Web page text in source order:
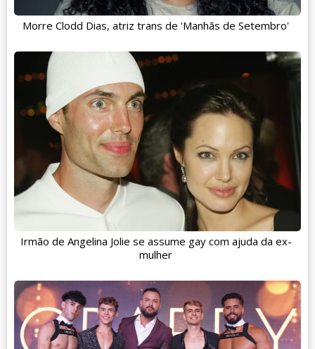
Morre Clodd Dias, atriz trans de 'Manhãs de Setembro'
Irmão de Angelina Jolie se assume gay com ajuda da ex-
mulher